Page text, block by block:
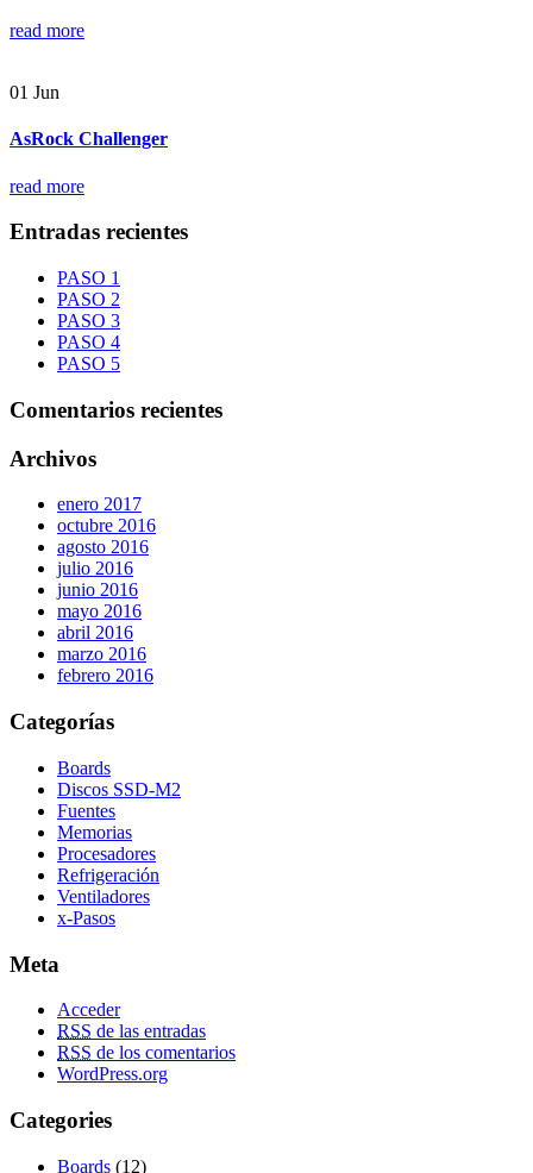
read more
01 Jun
AsRock Challenger
read more
Entradas recientes
PASO 1
PASO 2
PASO 3
PASO 4
PASO 5
Comentarios recientes
Archivos
enero 2017
octubre 2016
agosto 2016
julio 2016
junio 2016
mayo 2016
abril 2016
marzo 2016
febrero 2016
Categorías
Boards
Discos SSD-M2
Fuentes
Memorias
Procesadores
Refrigeración
Ventiladores
x-Pasos
Meta
Acceder
RSS de las entradas
RSS de los comentarios
WordPress.org
Categories
Boards (12)